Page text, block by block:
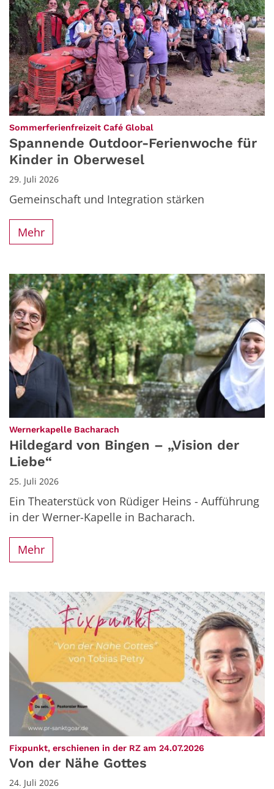
Sommerferienfreizeit Café Global:
Spannende Outdoor-Ferienwoche für
Kinder in Oberwesel
29. Juli 2026
Gemeinschaft und Integration stärken
Mehr
Wernerkapelle Bacharach
Hildegard von Bingen – „Vision der
Liebe“
25. Juli 2026
Ein Theaterstück von Rüdiger Heins - Aufführung
in der Werner-Kapelle in Bacharach.
Mehr
Fixpunkt, erschienen in der RZ am 24.07.2026
Von der Nähe Gottes
24. Juli 2026